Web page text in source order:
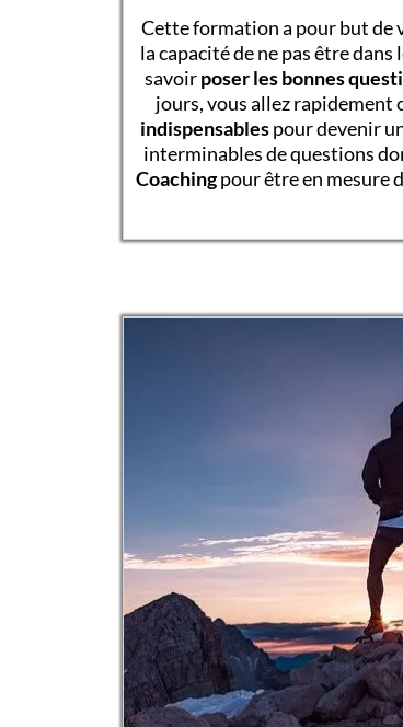
Cette formation a pour but de
la capacité de ne pas être
savoirposer les bonnes
jours, vous allez rapidement
indispensablespour devenir
interminables de questions
Coachingpour être en mesure